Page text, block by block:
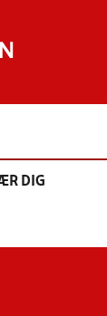
DIG